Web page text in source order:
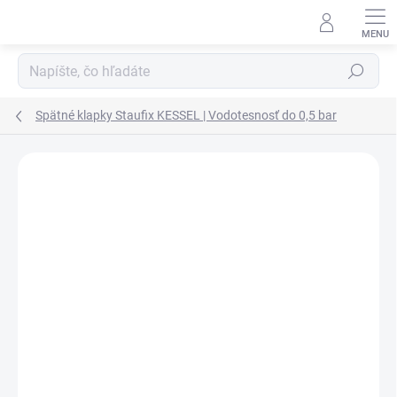
Hľadať
Spätné klapky Staufix KESSEL | Vodotesnosť do 0,5 bar